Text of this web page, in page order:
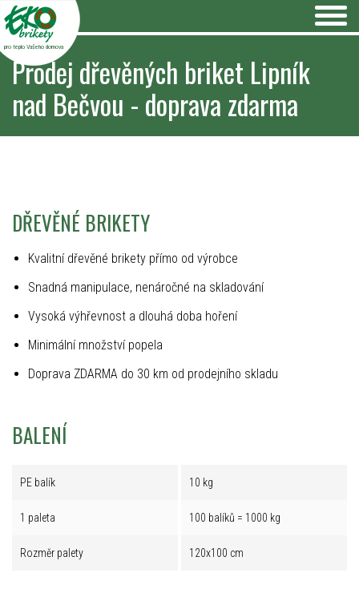
pro teplo Vašeho domova
Prodej dřevěných briket Lipník
nad Bečvou - doprava zdarma
DŘEVĚNÉ BRIKETY
Kvalitní dřevěné brikety přímo od výrobce
Snadná manipulace, nenáročné na skladování
Vysoká výhřevnost a dlouhá doba hoření
Minimální množství popela
Doprava ZDARMA do 30 km od prodejního skladu
BALENÍ
PE balík 10 kg
1 paleta 100 balíků = 1000 kg
Rozměr palety 120x100 cm